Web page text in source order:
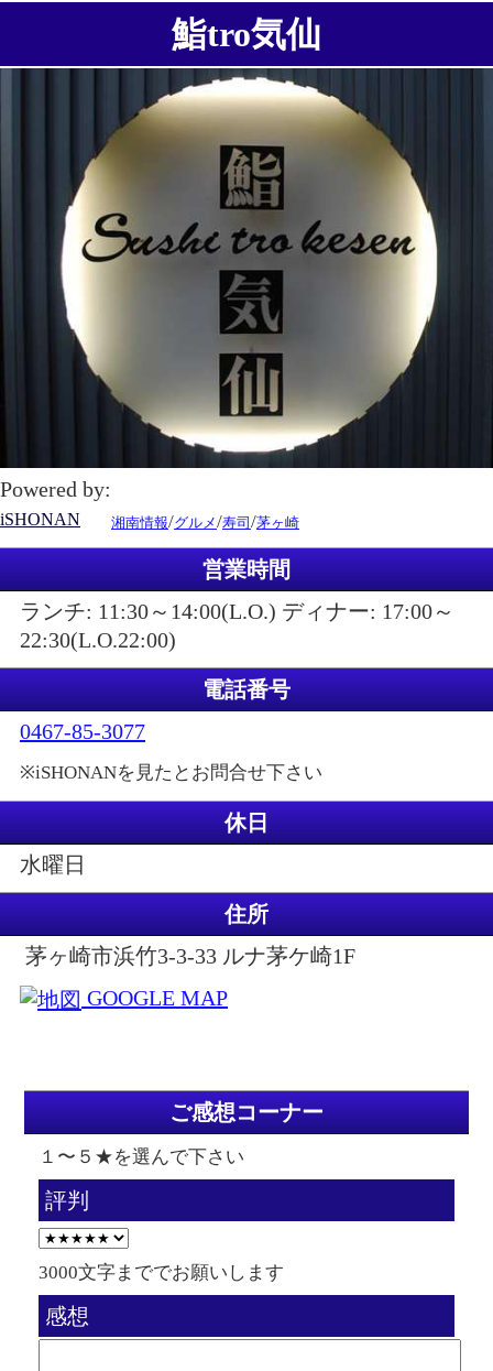
鮨tro気仙
Powered by:
iSHONAN 湘南情報/グルメ/寿司 /茅ヶ崎
営業時間
ランチ: 11:30～14:00(L.O.) ディナー: 17:00～
22:30(L.O.22:00)
電話番号
0467-85-3077
※iSHONANを見たとお問合せ下さい
休日
水曜日
住所
茅ヶ崎市浜竹3-3-33 ルナ茅ケ崎1F
GOOGLE MAP
ご感想コーナー
１〜５★を選んで下さい
評判
3000文字まででお願いします
感想